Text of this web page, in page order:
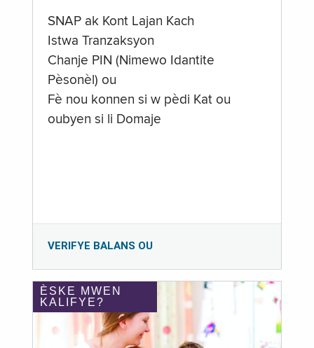
SNAP ak Kont Lajan Kach
Istwa Tranzaksyon
Chanje PIN (Nimewo Idantite
Pèsonèl) ou
Fè nou konnen si w pèdi Kat ou
oubyen si li Domaje
VERIFYE BALANS OU
ÈSKE MWEN
KALIFYE?